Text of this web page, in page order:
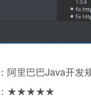
：阿里巴巴Java开发
：★★★★★